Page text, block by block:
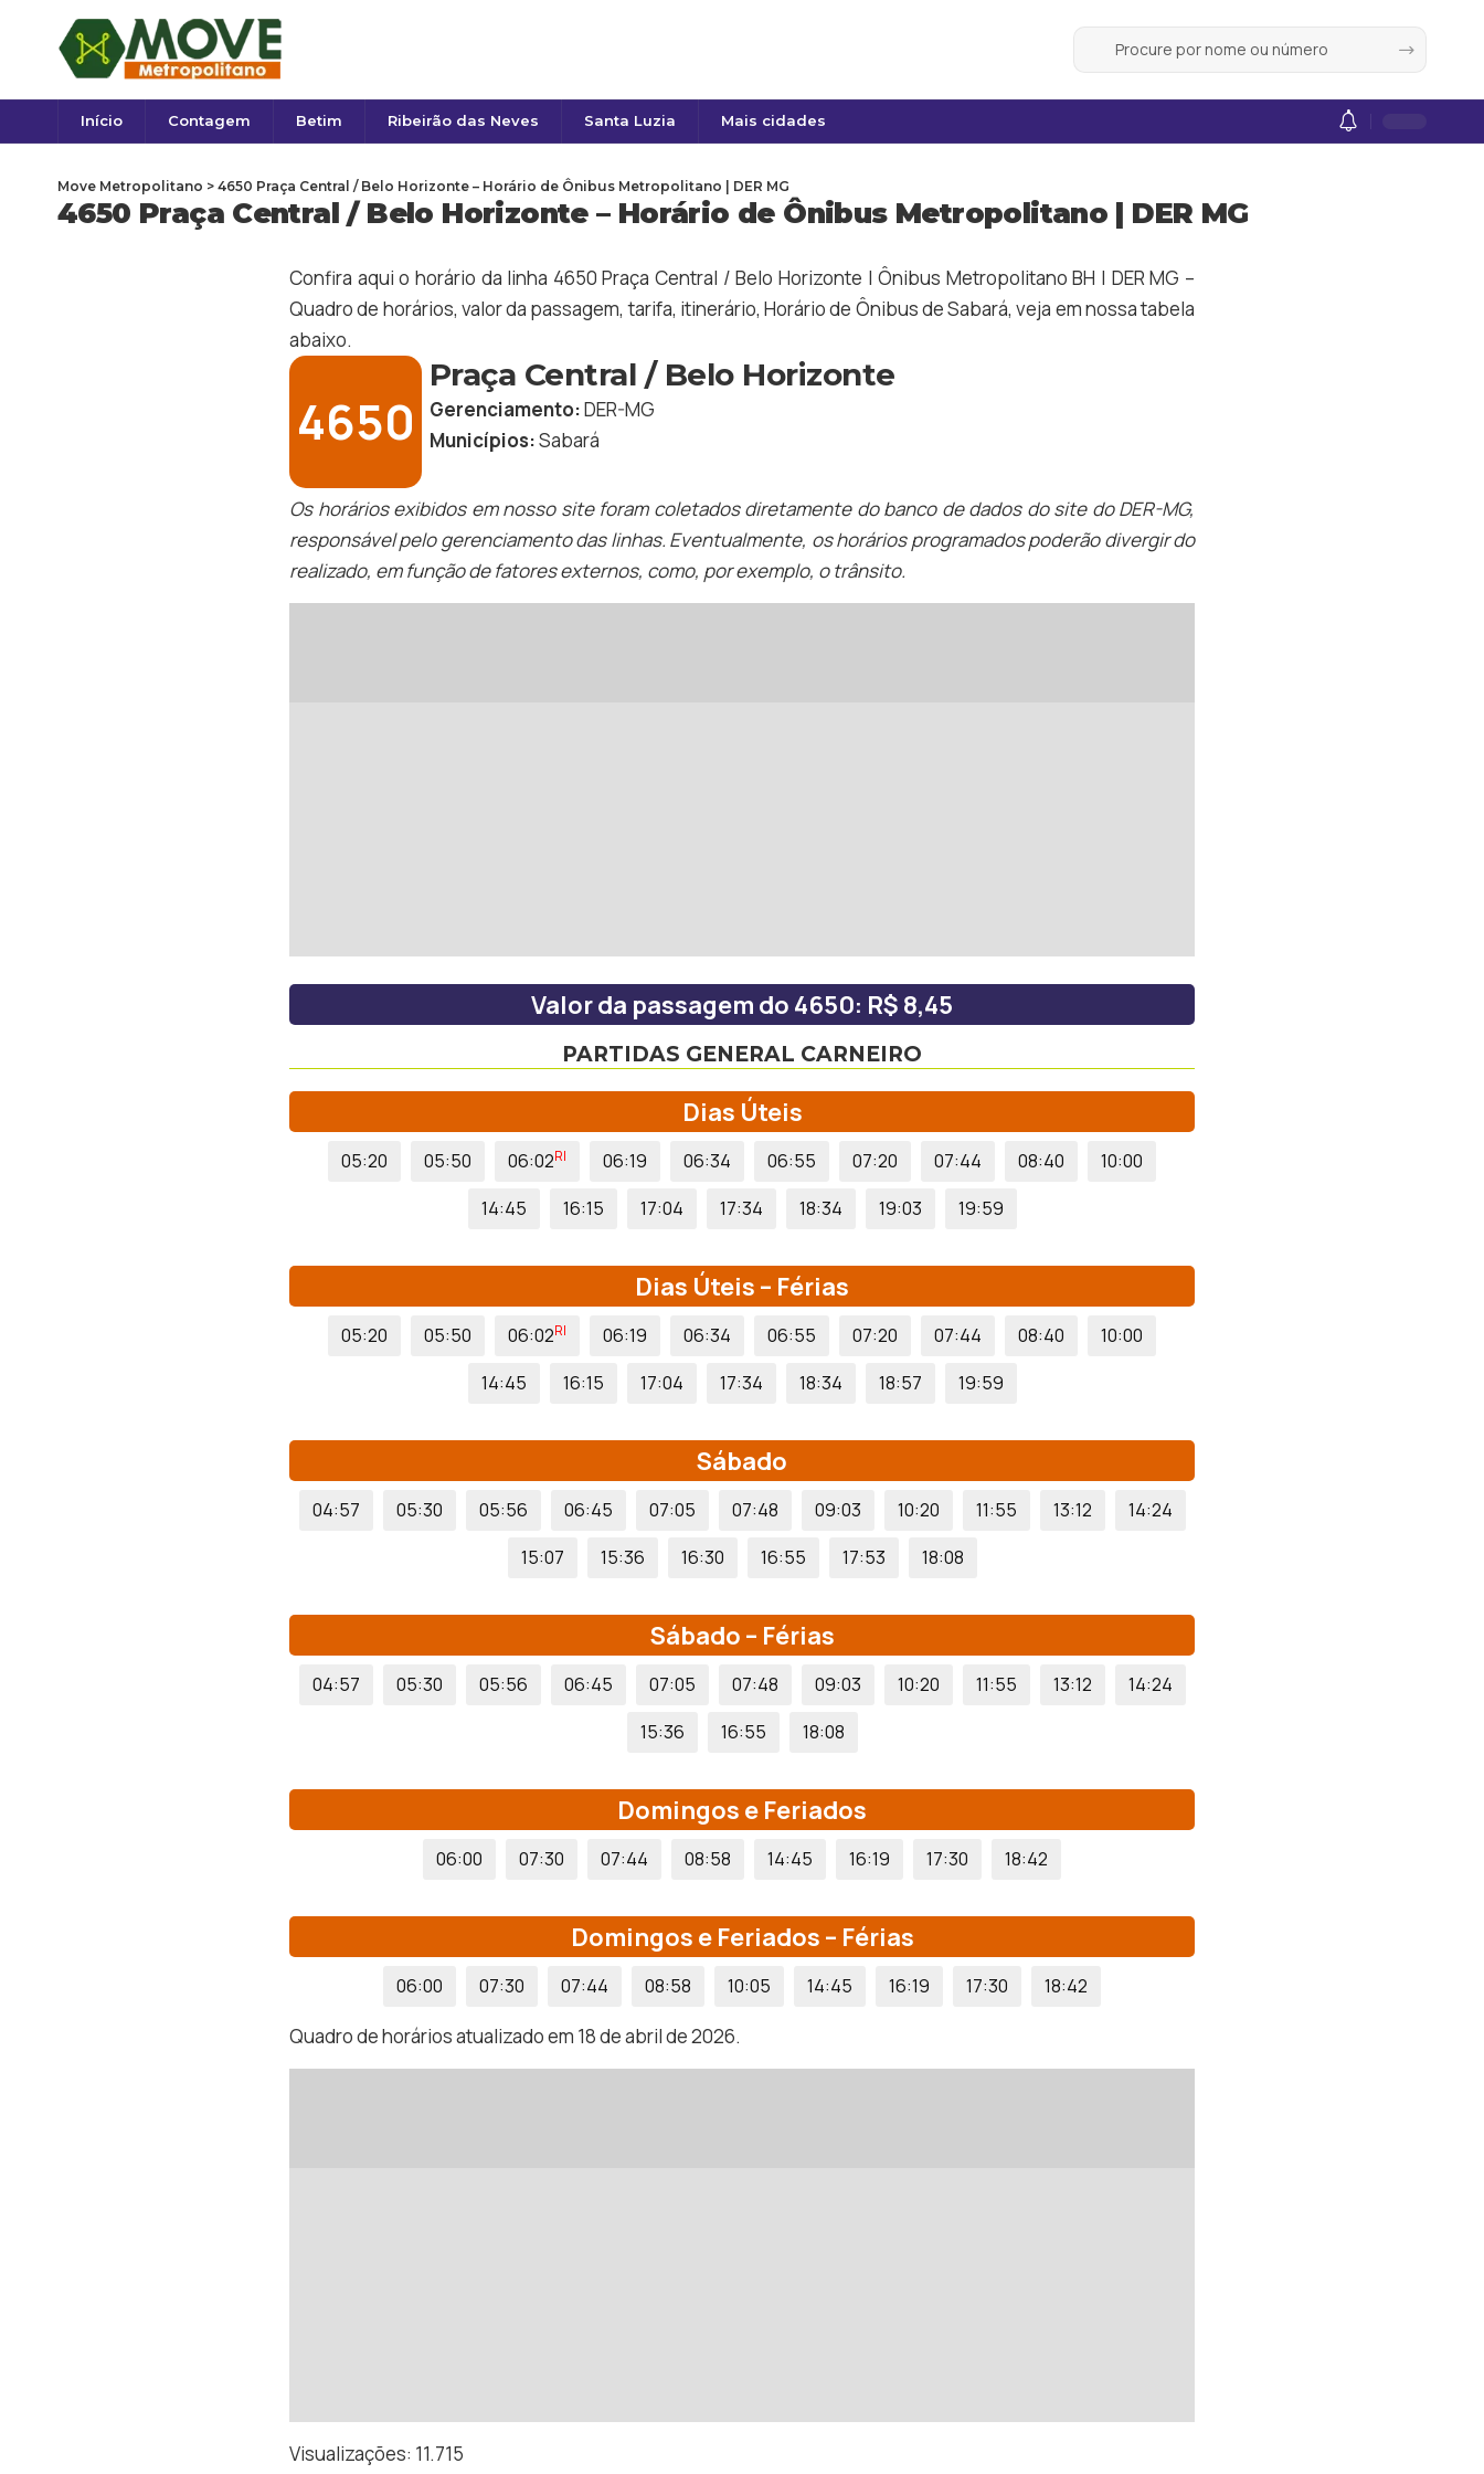
Início Contagem Betim Ribeirão das Neves Santa Luzia Mais cidades
4650 Praça Central / Belo Horizonte – Horário de Ônibus Metropolitano | DER MG
Move Metropolitano > 4650 Praça Central / Belo Horizonte – Horário de Ônibus Metropolitano | DER MG
Confira aqui o horário da linha 4650 Praça Central / Belo Horizonte | Ônibus Metropolitano BH | DER MG –
Quadro de horários, valor da passagem, tarifa, itinerário, Horário de Ônibus deSabará, veja em nossa tabela
abaixo.
4650
Praça Central / Belo Horizonte
Gerenciamento:DER-MG
Municípios:Sabará
Os horários exibidos em nosso site foram coletados diretamente do banco de dados do site do DER-MG,
responsável pelo gerenciamento das linhas. Eventualmente, os horários programados poderão divergir do
realizado, em função de fatores externos, como, por exemplo, o trânsito.
Valor da passagem do 4650: R$ 8,45
PARTIDAS GENERAL CARNEIRO
Dias Úteis
05:20 05:50 06:02RI 06:19 06:34 06:55 07:20 07:44 08:40
10:00
14:45
16:15 17:04 17:34 18:34 19:03 19:59
Dias Úteis – Férias
05:20 05:50 06:02RI 06:19 06:34 06:55 07:20 07:44 08:40
10:00
14:45
16:15 17:04 17:34 18:34 18:57 19:59
Sábado
04:57 05:30 05:56 06:45 07:05 07:48 09:03 10:20 11:55 13:12
14:24
15:07
15:36 16:30 16:55 17:53 18:08
Sábado – Férias
04:57 05:30 05:56 06:45 07:05 07:48 09:03 10:20 11:55 13:12
14:24
15:36
16:55 18:08
Domingos e Feriados
06:00 07:30 07:44 08:58 14:45 16:19 17:30 18:42
Domingos e Feriados – Férias
06:00 07:30 07:44 08:58 10:05 14:45 16:19 17:30 18:42
Quadro de horários atualizado em 18 de abril de 2026.
Visualizações: 11.715